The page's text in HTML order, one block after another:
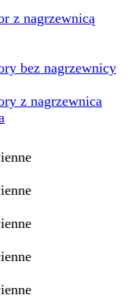
z nagrzewnicą
bez nagrzewnicy
z nagrzewnica